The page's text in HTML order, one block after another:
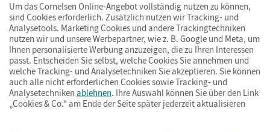
Zahlung und Versand
Um das Cornelsen Online-Angebot vollständig nutzen zu können,
sind Cookies erforderlich. Zusätzlich nutzen wir Tracking- und
Analysetools. Marketing Cookies und andere Trackingtechniken
nutzen wir und unsere Werbepartner, wie z. B. Google und Meta, um
Ihnen personalisierte Werbung anzuzeigen, die zu Ihren Interessen
passt. Entscheiden Sie selbst, welche Cookies Sie annehmen und
welche Tracking- und Analysetechniken Sie akzeptieren. Sie können
auch alle nicht erforderlichen Cookies sowie Tracking- und
Analysetechniken ablehnen. Ihre Auswahl können Sie über den Link
„Cookies & Co.“ am Ende der Seite später jederzeit aktualisieren